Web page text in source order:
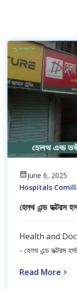
June 6, 2025
Hospitals
হেলথ এন্ড ডক্টরস
Health and
- হেলথ এন্ড ডক্টরস
Read More